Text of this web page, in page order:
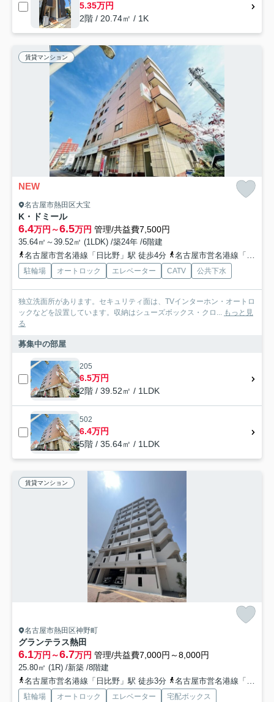
5.35万円
2階 / 20.74㎡ / 1K
賃貸マンション
NEW
名古屋市熱田区大宝
K・ドミール
6.4万円～6.5万円 管理/共益費7,500円
35.64㎡～39.52㎡ (1LDK) /築24年 /6階建
名古屋市営名港線「日比野」駅 徒歩4分
名古屋市営名港線「六番町」駅 徒歩9分
駐輪場 オートロック エレベーター CATV 公共下水
独立洗面所があります。セキュリティ面は、TVインターホン・オートロ
ックなどを設置しています。収納はシューズボックス・クロ... もっと見
る
募集中の部屋
205
6.5万円
2階 / 39.52㎡ / 1LDK
502
6.4万円
5階 / 35.64㎡ / 1LDK
賃貸マンション
名古屋市熱田区神野町
グランテラス熱田
6.1万円～6.7万円 管理/共益費7,000円～8,000円
25.80㎡ (1R) /新築 /8階建
名古屋市営名港線「日比野」駅 徒歩3分
名古屋市営名港線「六番町」駅 徒歩10分
駐輪場 オートロック エレベーター
宅配ボックス